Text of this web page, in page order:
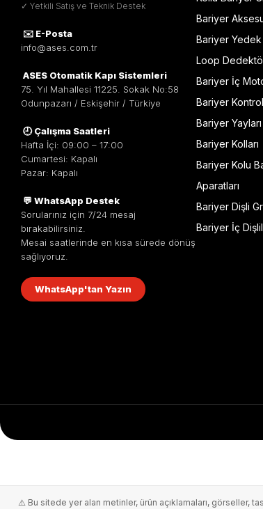
✓ Yetkili Satış ve Teknik Destek
✉️ E-Posta
info@ases.com.tr
ASES Otomatik Kapı Sistemleri
75. Yıl Mahallesi 11225. Sokak No:58
Odunpazarı / Eskişehir / Türkiye
🕘 Çalışma Saatleri
Hafta İçi: 09:00 – 17:00
Cumartesi: Kapalı
Pazar: Kapalı
💬 WhatsApp Destek
Sorularınız için 7/24 mesaj
bırakabilirsiniz.
Mesai saatlerinde en kısa sürede dönüş
sağlıyoruz.
WhatsApp'tan Yazın
Bariyer
Bariyer Yedek
Loop
Bariyer İç
Bariyer Kontrol
Bariyer Yayları
Bariyer Kolları
Bariyer Kolu
Aparatları
Bariyer Dişli
Bariyer İç
⚠️ Bu sitede yer alan metinler, ürün açıklamaları, görseller,